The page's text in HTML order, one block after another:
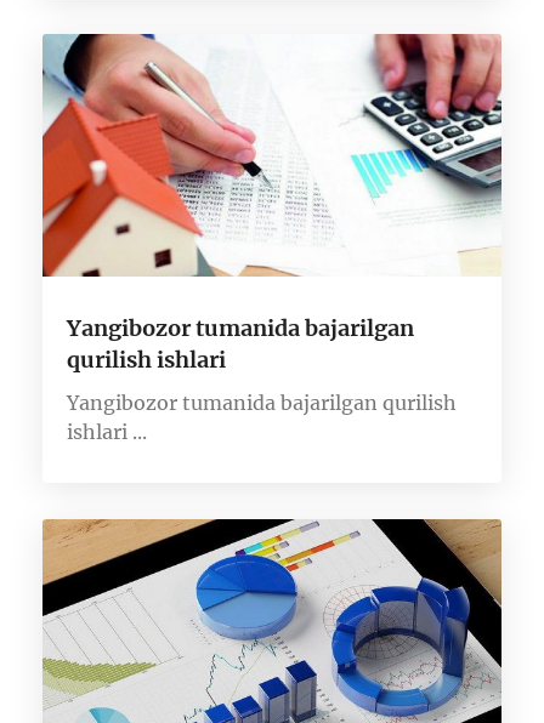
Yangibozor tumanida bajarilgan
qurilish ishlari
Yangibozor tumanida bajarilgan qurilish
ishlari ...